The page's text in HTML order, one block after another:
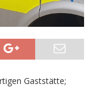
Gaststätte;